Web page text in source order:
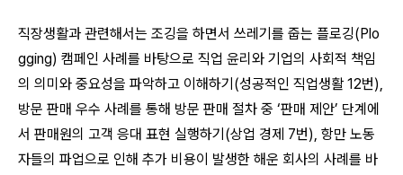
직장생활과 관련해서는 조깅을 하면서 쓰레기를 줍는 플로깅(Plo
gging) 캠페인 사례를 바탕으로 직업 윤리와 기업의 사회적 책임
의 의미와 중요성을 파악하고 이해하기(성공적인 직업생활 12번),
방문 판매 우수 사례를 통해 방문 판매 절차 중 ‘판매 제안’ 단계에
서 판매원의 고객 응대 표현 실행하기(상업 경제 7번), 항만 노동
자들의 파업으로 인해 추가 비용이 발생한 해운 회사의 사례를 바